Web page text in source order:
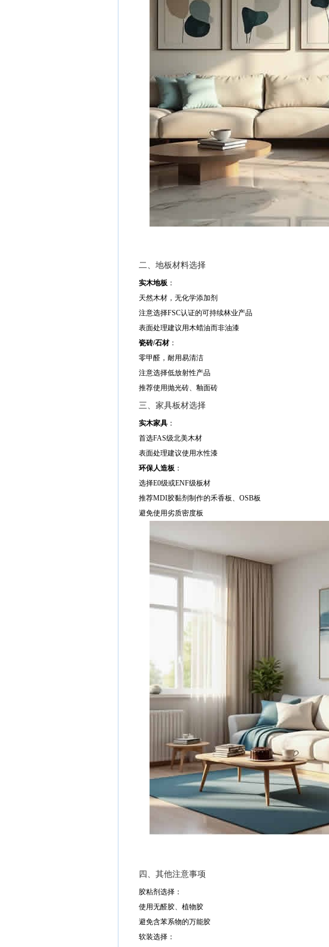
二、地板材料选择
实木地板 ：
天然木材，无化学添加剂
注意选择FSC认证的可持续林业产品
表面处理建议用木蜡油而非油漆
瓷砖/石材：
零甲醛，耐用易清洁
注意选择低放射性产品
推荐使用抛光砖、釉面砖
三、家具板材选择
实木家具 ：
首选FAS级北美木材
表面处理建议使用水性漆
环保人造板 ：
选择E0级或ENF级板材
推荐MDI胶黏剂制作的禾香板、OSB板
避免使用劣质密度板
四、其他注意事项
胶粘剂选择：
使用无醛胶、植物胶
避免含苯系物的万能胶
软装选择：